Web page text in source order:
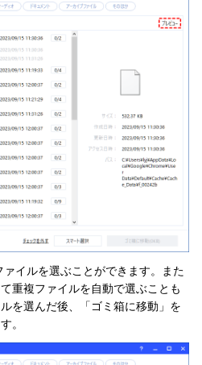
イルを選ぶことができます。また
重複ファイルを自動で選ぶことも
を選んだ後、「ゴミ箱に移動」を
。